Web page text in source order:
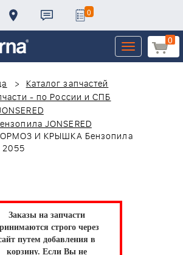
0
0
Toggle
navigation
Каталог запчастей
- по России и СПБ
JONSERED
И КРЫШКА Бензопила
2055
Заказы на запчасти
строго через
путем добавления в
корзину. Если Вы не